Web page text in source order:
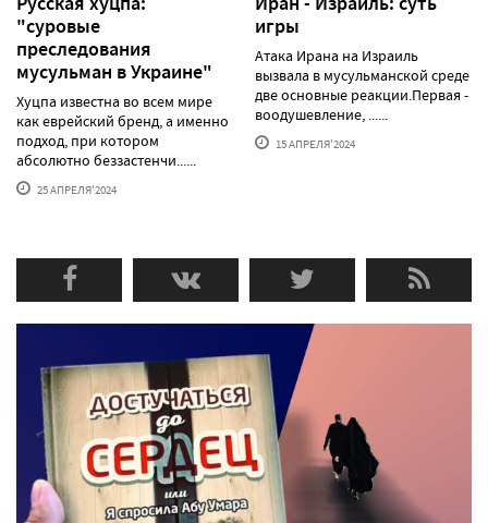
"суровые
преследования
мусульман в Украине"
Хуцпа известна во всем мире
как еврейский бренд, а именно
подход, при котором
абсолютно беззастенчи......
25 АПРЕЛЯ'2024
игры
Атака Ирана на Израиль
вызвала в мусульманской среде
две основные реакции.Первая -
воодушевление, ......
15 АПРЕЛЯ'2024